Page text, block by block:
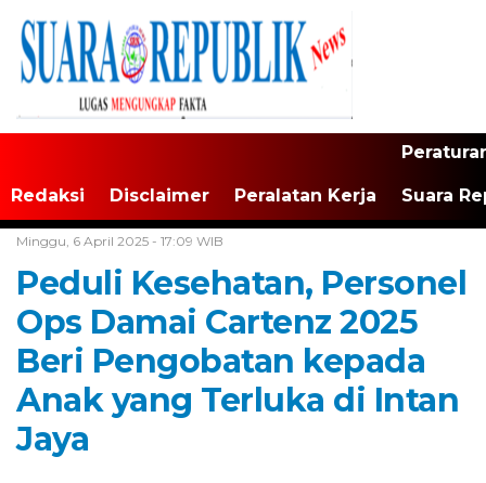
Redaksi Disclaimer Peralatan Kerja Suara
Minggu, 6 April 2025 - 17:09 WIB
Peduli Kesehatan, Personel
Ops Damai Cartenz 2025
Beri Pengobatan kepada
Anak yang Terluka di Intan
Jaya